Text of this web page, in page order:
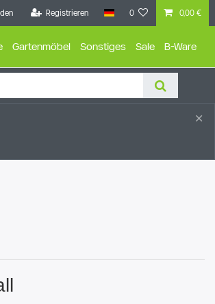
Registrieren 0 0,00 €
Gartenmöbel Sonstiges Sale B-Ware
×